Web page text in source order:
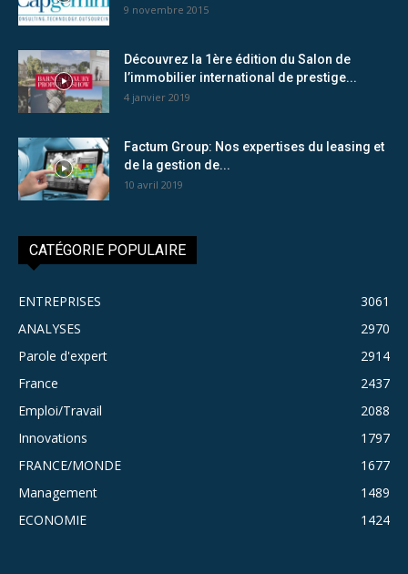
9 novembre 2015
Découvrez la 1ère édition du Salon de
l’immobilier international de prestige...
4 janvier 2019
Factum Group: Nos expertises du leasing et
de la gestion de...
10 avril 2019
CATÉGORIE POPULAIRE
ENTREPRISES
3061
ANALYSES
2970
Parole d'expert
2914
France
2437
Emploi/Travail
2088
Innovations
1797
FRANCE/MONDE
1677
Management
1489
ECONOMIE
1424